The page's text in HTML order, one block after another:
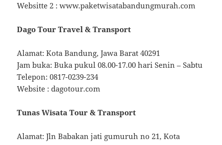
Websitte 2 : www.paketwisatabandungmurah.com
Dago Tour Travel & Transport
Alamat: Kota Bandung, Jawa Barat 40291
Jam buka: Buka pukul 08.00-17.00 hari Senin – Sabtu
Telepon: 0817-0239-234
Website : dagotour.com
Tunas Wisata Tour & Transport
Alamat: Jln Babakan jati gumuruh no 21, Kota